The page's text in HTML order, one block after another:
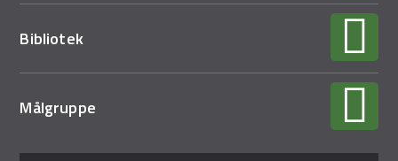
Bibliotek
Målgruppe